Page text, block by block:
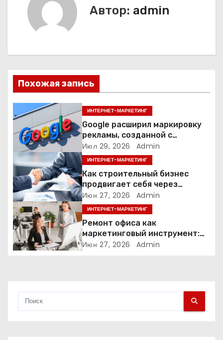
ц
и
я
п
о
з
а
п
и
с
Автор: admin
Похожая запись
ИНТЕРНЕТ-МАРКЕТИНГ
Google расширил маркировку
рекламы, созданной с
помощью искусственного
интеллекта
Июл 29, 2026 Admin
ИНТЕРНЕТ-МАРКЕТИНГ
Как строительный бизнес
продвигает себя через
контент: кейс кровельных
компаний
Июн 27, 2026 Admin
ИНТЕРНЕТ-МАРКЕТИНГ
Ремонт офиса как
маркетинговый инструмент:
почему физическое
Июн 27, 2026 Admin